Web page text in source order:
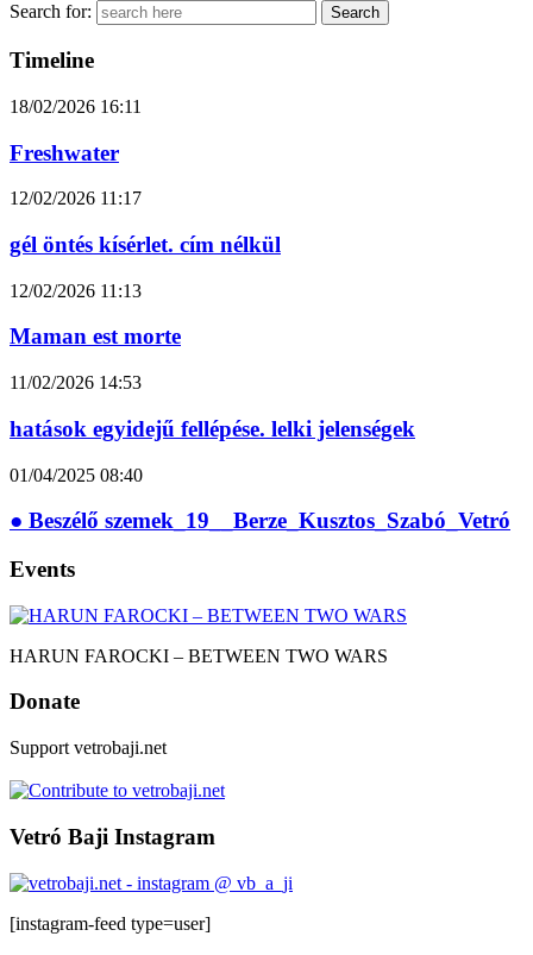
Search for:
Timeline
18/02/2026 16:11
Freshwater
12/02/2026 11:17
gél öntés kísérlet. cím nélkül
12/02/2026 11:13
Maman est morte
11/02/2026 14:53
hatások egyidejű fellépése. lelki jelenségek
01/04/2025 08:40
● Beszélő szemek_19__Berze_Kusztos_Szabó_Vetró
Events
HARUN FAROCKI – BETWEEN TWO WARS
Donate
Support vetrobaji.net
Vetró Baji Instagram
[instagram-feed type=user]